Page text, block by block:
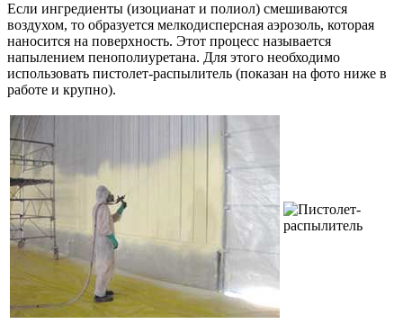
Если ингредиенты (изоцианат и полиол) смешиваются
воздухом, то образуется мелкодисперсная аэрозоль, которая
наносится на поверхность. Этот процесс называется
напылением пенополиуретана. Для этого необходимо
использовать пистолет-распылитель (показан на фото ниже в
работе и крупно).